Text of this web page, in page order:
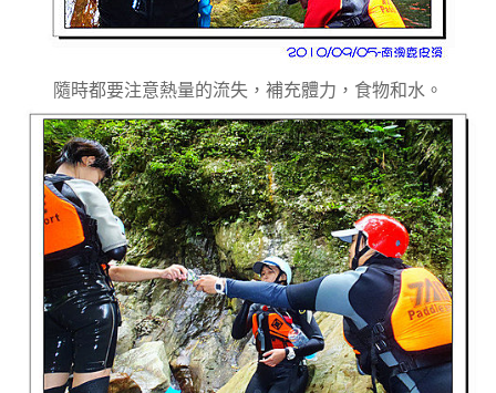
隨時都要注意熱量的流失，補充體力，食物和水。